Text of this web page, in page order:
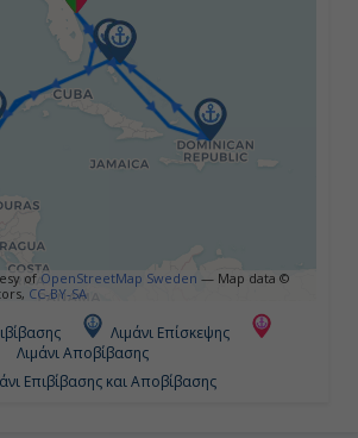
Ημέρα 5η
Πουέρτο Πλάτα, Δομινικανή
09:00
17:00
of OpenStreetMap Sweden — Map data ©
CC-BY-SA
Λιμάνι Επίσκεψης
Λιμάνι Αποβίβασης
Επιβίβασης και Αποβίβασης